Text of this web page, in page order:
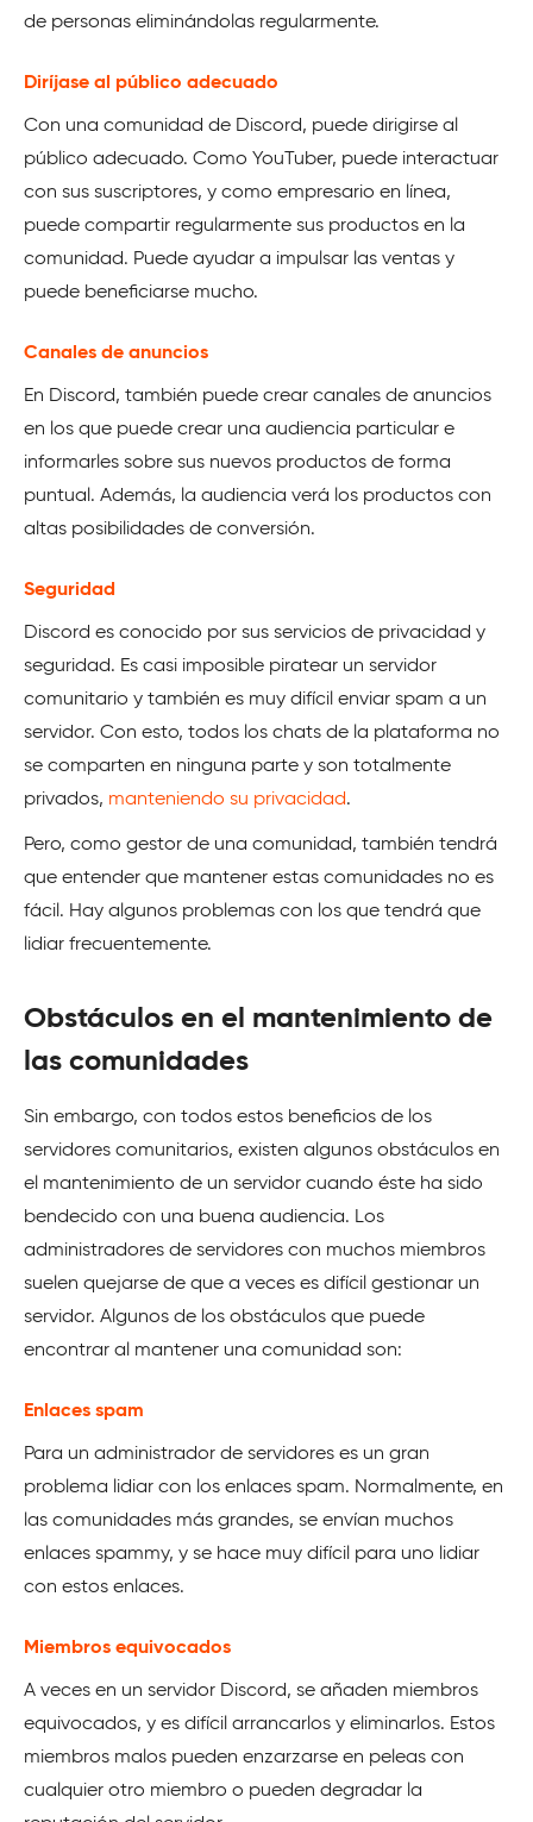
de personas eliminándolas regularmente.
Diríjase al público adecuado
Con una comunidad de Discord, puede dirigirse al
público adecuado. Como YouTuber, puede interactuar
con sus suscriptores, y como empresario en línea,
puede compartir regularmente sus productos en la
comunidad. Puede ayudar a impulsar las ventas y
puede beneficiarse mucho.
Canales de anuncios
En Discord, también puede crear canales de anuncios
en los que puede crear una audiencia particular e
informarles sobre sus nuevos productos de forma
puntual. Además, la audiencia verá los productos con
altas posibilidades de conversión.
Seguridad
Discord es conocido por sus servicios de privacidad y
seguridad. Es casi imposible piratear un servidor
comunitario y también es muy difícil enviar spam a un
servidor. Con esto, todos los chats de la plataforma no
se comparten en ninguna parte y son totalmente
privados, manteniendo su privacidad.
Pero, como gestor de una comunidad, también tendrá
que entender que mantener estas comunidades no es
fácil. Hay algunos problemas con los que tendrá que
lidiar frecuentemente.
Obstáculos en el mantenimiento de
las comunidades
Sin embargo, con todos estos beneficios de los
servidores comunitarios, existen algunos obstáculos en
el mantenimiento de un servidor cuando éste ha sido
bendecido con una buena audiencia. Los
administradores de servidores con muchos miembros
suelen quejarse de que a veces es difícil gestionar un
servidor. Algunos de los obstáculos que puede
encontrar al mantener una comunidad son:
Enlaces spam
Para un administrador de servidores es un gran
problema lidiar con los enlaces spam. Normalmente, en
las comunidades más grandes, se envían muchos
enlaces spammy, y se hace muy difícil para uno lidiar
con estos enlaces.
Miembros equivocados
A veces en un servidor Discord, se añaden miembros
equivocados, y es difícil arrancarlos y eliminarlos. Estos
miembros malos pueden enzarzarse en peleas con
cualquier otro miembro o pueden degradar la